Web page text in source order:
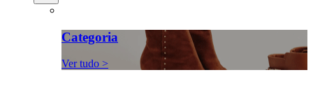
Categoria
Ver tudo >